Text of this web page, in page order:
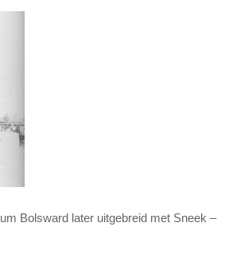
Bolsward later uitgebreid met Sneek –